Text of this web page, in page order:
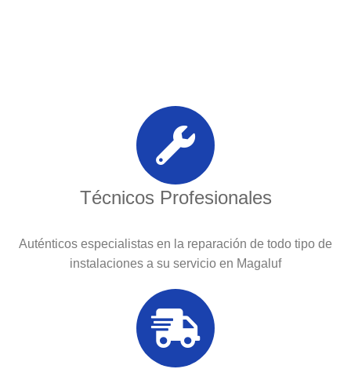
Técnicos Profesionales
Auténticos especialistas en la reparación de todo tipo de
instalaciones a su servicio en Magaluf